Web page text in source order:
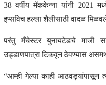
38 वर्षीय मॅककेन्ना यांनी 2021 मध्ये
इप्सविच हल्ला शैलीसाठी वादळ
परंतु मँचेस्टर युनायटेडचे ​​माजी
उड्डाणपात्रा टिकवून ठेवण्यास
“आम्ही गेल्या काही आठवड्यांपासून